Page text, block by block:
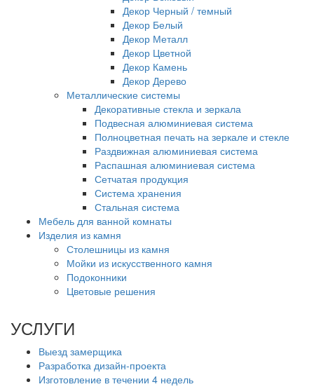
Декор Черный / темный
Декор Белый
Декор Металл
Декор Цветной
Декор Камень
Декор Дерево
Металлические системы
Декоративные стекла и зеркала
Подвесная алюминиевая система
Полноцветная печать на зеркале и стекле
Раздвижная алюминиевая система
Распашная алюминиевая система
Сетчатая продукция
Система хранения
Стальная система
Мебель для ванной комнаты
Изделия из камня
Столешницы из камня
Мойки из искусственного камня
Подоконники
Цветовые решения
УСЛУГИ
Выезд замерщика
Разработка дизайн-проекта
Изготовление в течении 4 недель